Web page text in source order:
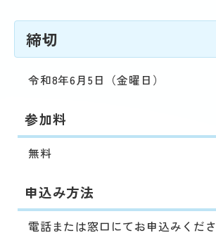
締切
令和8年6月5日（金曜日）
参加料
無料
申込み方法
電話または窓口にてお申込みくだ